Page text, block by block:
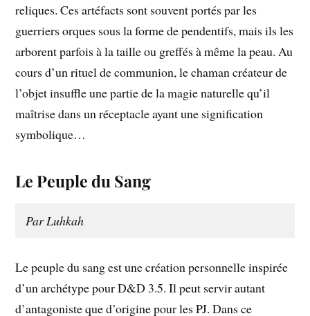
reliques. Ces artéfacts sont souvent portés par les
guerriers orques sous la forme de pendentifs, mais ils les
arborent parfois à la taille ou greffés à même la peau. Au
cours d’un rituel de communion, le chaman créateur de
l’objet insuffle une partie de la magie naturelle qu’il
maîtrise dans un réceptacle ayant une signification
symbolique…
Le Peuple du Sang
Par Luhkah
Le peuple du sang est une création personnelle inspirée
d’un archétype pour D&D 3.5. Il peut servir autant
d’antagoniste que d’origine pour les PJ. Dans ce